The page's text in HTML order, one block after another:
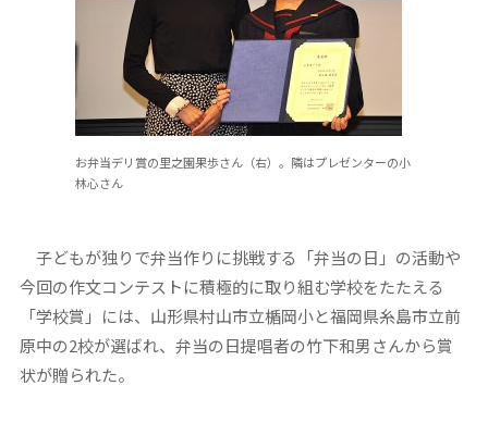
お弁当デリ賞の里之園果歩さん（右）。隣はプレゼンターの小
林心さん
子どもが独りで弁当作りに挑戦する「弁当の日」の活動や
今回の作文コンテストに積極的に取り組む学校をたたえる
「学校賞」には、山形県村山市立楯岡小と福岡県糸島市立前
原中の2校が選ばれ、弁当の日提唱者の竹下和男さんから賞
状が贈られた。